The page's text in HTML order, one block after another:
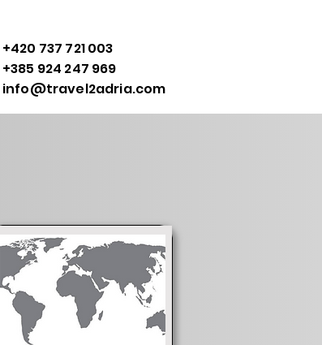
+420 737 721 003
+385 924 247 969
info@travel2adria.com